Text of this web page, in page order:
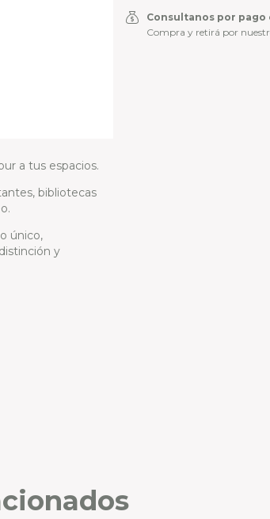
a tus espacios.
bibliotecas
único,
y
Consultanos por
Compra y retirá por